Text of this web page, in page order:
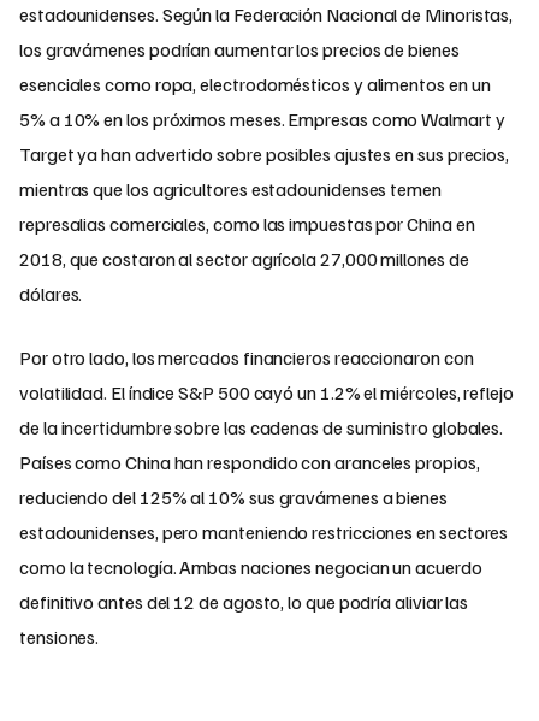
estadounidenses. Según la Federación Nacional de Minoristas,
los gravámenes podrían aumentar los precios de bienes
esenciales como ropa, electrodomésticos y alimentos en un
5% a 10% en los próximos meses. Empresas como Walmart y
Target ya han advertido sobre posibles ajustes en sus precios,
mientras que los agricultores estadounidenses temen
represalias comerciales, como las impuestas por China en
2018, que costaron al sector agrícola 27,000 millones de
dólares.
Por otro lado, los mercados financieros reaccionaron con
volatilidad. El índice S&P 500 cayó un 1.2% el miércoles, reflejo
de la incertidumbre sobre las cadenas de suministro globales.
Países como China han respondido con aranceles propios,
reduciendo del 125% al 10% sus gravámenes a bienes
estadounidenses, pero manteniendo restricciones en sectores
como la tecnología. Ambas naciones negocian un acuerdo
definitivo antes del 12 de agosto, lo que podría aliviar las
tensiones.